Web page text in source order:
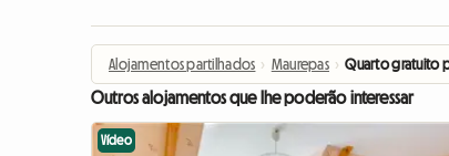
Alojamentos partilhados › Maurepas › Quarto gratuito
Outros alojamentos que lhe poderão interessar
Vídeo